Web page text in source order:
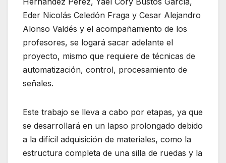
Eder Nicolás Celedón Fraga y Cesar Alejandro
Alonso Valdés y el acompañamiento de los
profesores, se logará sacar adelante el
proyecto, mismo que requiere de técnicas de
automatización, control, procesamiento de
señales.
Este trabajo se lleva a cabo por etapas, ya que
se desarrollará en un lapso prolongado debido
a la difícil adquisición de materiales, como la
estructura completa de una silla de ruedas y la